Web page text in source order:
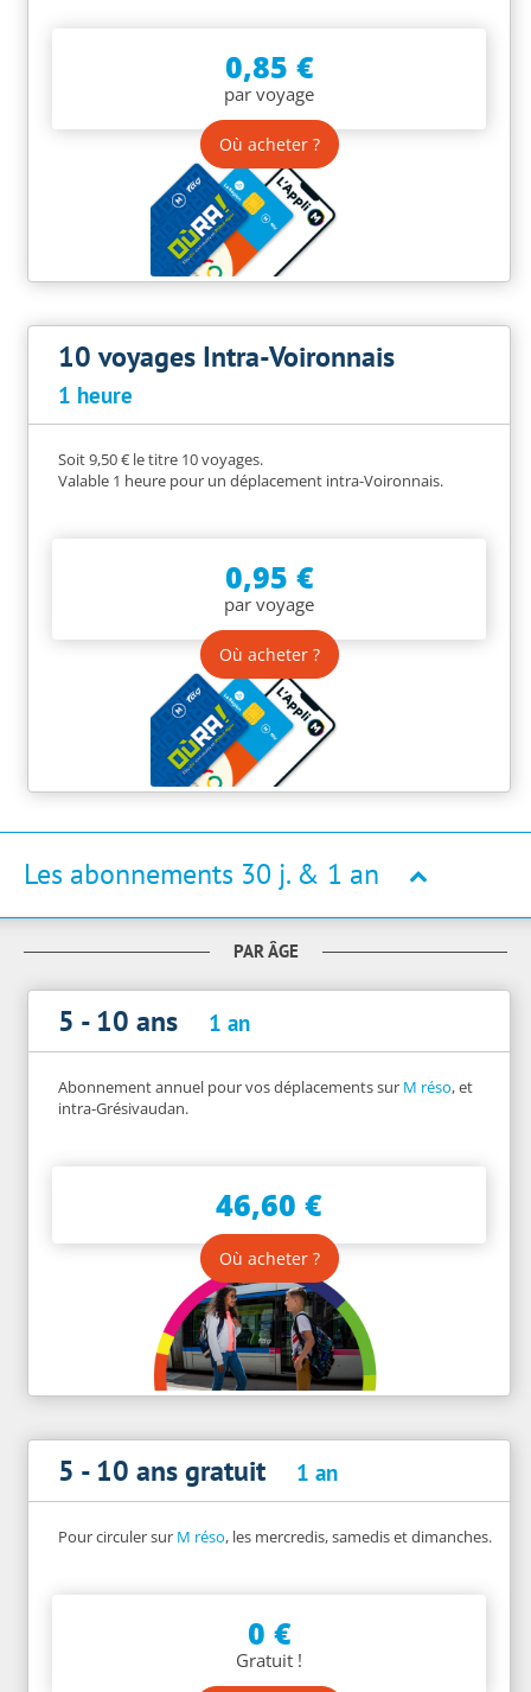
0,85 €
par voyage
Où acheter ?
10 voyages Intra-Voironnais
1 heure
Soit 9,50 € le titre 10 voyages.
Valable 1 heure pour un déplacement intra-Voironnais.
0,95 €
par voyage
Où acheter ?
Les abonnements 30 j. & 1 an
PAR ÂGE
5 - 10 ans 1 an
Abonnement annuel pour vos déplacements sur M réso, et
intra-Grésivaudan.
46,60 €
Où acheter ?
5 - 10 ans gratuit 1 an
Pour circuler sur M réso, les mercredis, samedis et dimanches.
0 €
Gratuit !